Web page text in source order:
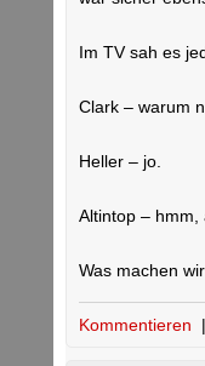
Im TV sah es
Clark – warum
Heller – jo.
Altintop – hmm,
Was machen
Kommentieren |